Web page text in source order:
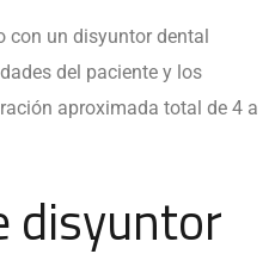
con un disyuntor dental
del paciente y los
aproximada total de 4 a
disyuntor